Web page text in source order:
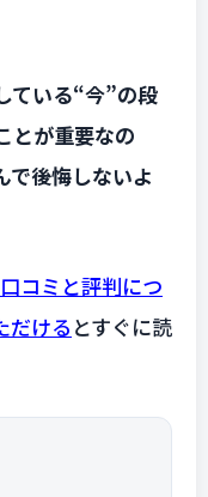
ている“今”の段
とが重要なの
で後悔しないよ
コミと評判につ
だける とすぐに読